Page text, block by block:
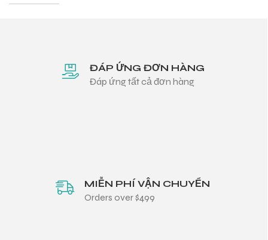
ĐÁP ỨNG ĐƠN HÀNG
Đáp ứng tất cả đơn hàng
MIỄN PHÍ VẬN CHUYỂN
Orders over $499